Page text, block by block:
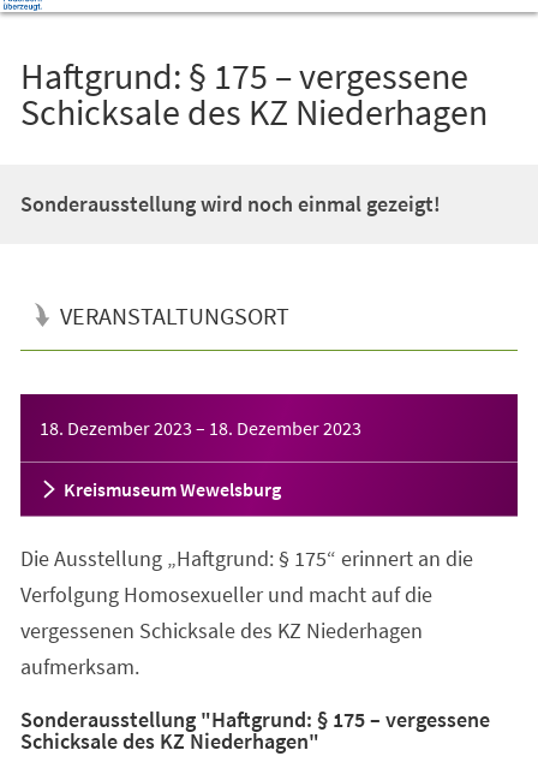
Haftgrund: § 175 – vergessene
Schicksale des KZ Niederhagen
Sonderausstellung wird noch einmal gezeigt!
VERANSTALTUNGSORT
18. Dezember 2023 – 18. Dezember 2023
Kreismuseum Wewelsburg
Die Ausstellung „Haftgrund: § 175“ erinnert an die
Verfolgung Homosexueller und macht auf die
vergessenen Schicksale des KZ Niederhagen
aufmerksam.
Sonderausstellung "Haftgrund: § 175 – vergessene
Schicksale des KZ Niederhagen"